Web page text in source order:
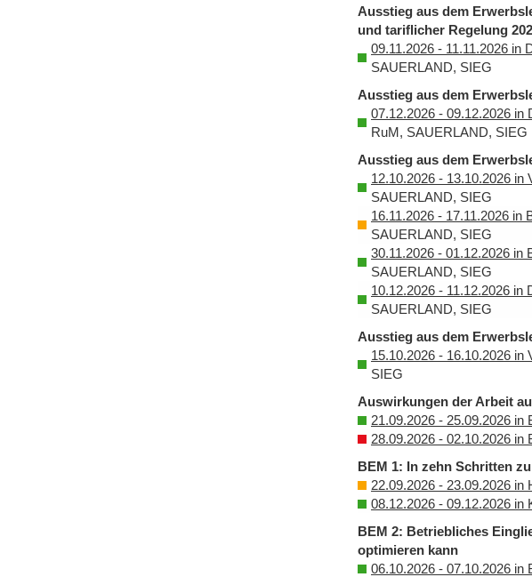
Ausstieg aus dem
und tariflicher Regelung
09.11.2026 - 11.11.2026 in
SAUERLAND, SIEG
Ausstieg aus dem
07.12.2026 - 09.12.2026 in
RuM, SAUERLAND, SIEG
Ausstieg aus dem
12.10.2026 - 13.10.2026 in
SAUERLAND, SIEG
16.11.2026 - 17.11.2026 in
SAUERLAND, SIEG
30.11.2026 - 01.12.2026 in
SAUERLAND, SIEG
10.12.2026 - 11.12.2026 in
SAUERLAND, SIEG
Ausstieg aus dem
15.10.2026 - 16.10.2026 in
SIEG
Auswirkungen der Arbeit
21.09.2026 - 25.09.2026 in
28.09.2026 - 02.10.2026 in
BEM 1: In zehn Schritten
22.09.2026 - 23.09.2026 in
08.12.2026 - 09.12.2026 in
BEM 2: Betriebliches
optimieren kann
06.10.2026 - 07.10.2026 in